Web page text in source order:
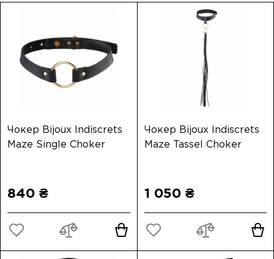
Чокер Bijoux Indiscrets
Maze Single Choker
840 ₴
Чокер Bijoux Indiscrets
Maze Tassel Choker
1 050 ₴